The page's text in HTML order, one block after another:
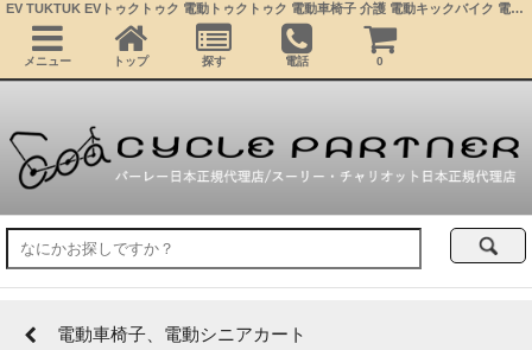
電動車椅子、電動シニアカート
EV TUKTUK EVトゥクトゥク 電動トゥクトゥク 電動車椅子 介護 電動キックバイク 電動ミニカー 公道走行可能 屋根付きバイク 超小型モビリティー 4輪車 移動 充電 学生 近距離通勤 コムス サイクルトレーラー ベビーカー
メニュー トップ 探す 電話 0